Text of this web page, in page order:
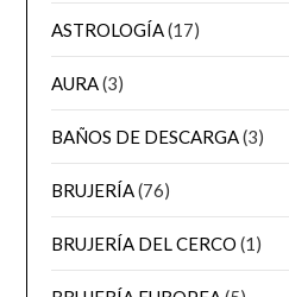
ASTROLOGÍA(17)
AURA(3)
BAÑOS DE DESCARGA(3)
BRUJERÍA(76)
BRUJERÍA DEL CERCO (1)